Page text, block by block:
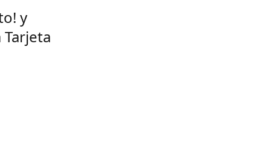
y